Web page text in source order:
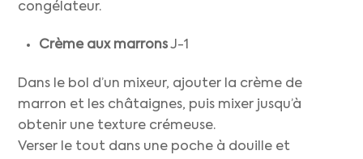
congélateur.
Crème aux marronsJ-1
Dans le bol d’un mixeur, ajouter la crème de
marron et les châtaignes, puis mixer jusqu’à
obtenir une texture crémeuse.
Verser le tout dans une poche à douille et